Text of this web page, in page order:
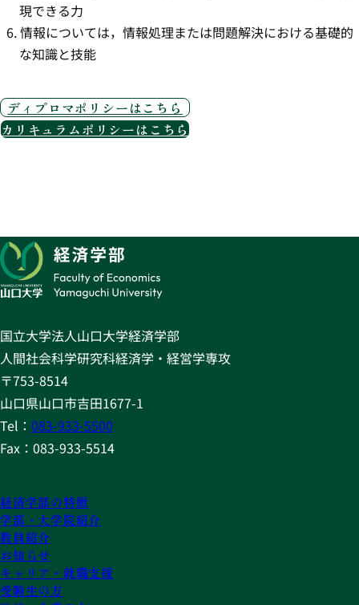
現できる力
情報については，情報処理または問題解決における基礎的
な知識と技能
ディプロマポリシーはこちら
カリキュラムポリシーはこちら
国立大学法人山口大学経済学部
人間社会科学研究科経済学・経営学専攻
〒753-8514
山口県山口市吉田1677-1
Tel： 083-933-5500
Fax：083-933-5514
経済学部の特徴
学部・大学院紹介
教員紹介
お知らせ
キャリア・就職支援
受験生の方